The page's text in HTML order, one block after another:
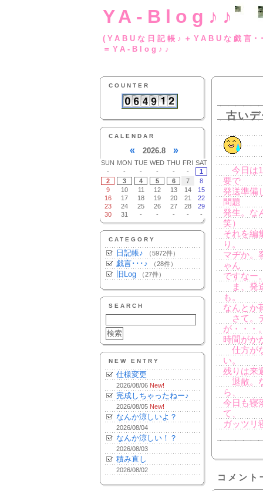
YA-Blog♪♪
(YABUな日記帳♪
＝YA-Blog♪♪
COUNTER
CALENDAR
« 2026.8 »
SUN MON TUE WED THU FRI SAT
-
- - - - -
1
2
3 4 5 6 7
8
9
10 11 12 13 14
15
16
17 18 19 20 21
22
23
24 25 26 27 28
29
30
31 - - - - -
CATEGORY
日記帳♪ （5972件）
戯言･･･♪ （28件）
旧Log （27件）
SEARCH
NEW ENTRY
仕様変更
2026/08/06 New!
完成しちゃったねー♪
2026/08/05 New!
なんか涼しいよ？
2026/08/04
なんか涼しい！？
2026/08/03
積み直し
2026/08/02
古い
今日は1
要で
発送準備
問題
発生。な
笑）
それを編
り。
マヂか。
ゃん
ですなー
ま、発
も。
なんとか
さて。
が・・・
時間がか
仕方が
い。
残りは来
退散。
ら、
今日も寝
て、
ガッツリ
コメント